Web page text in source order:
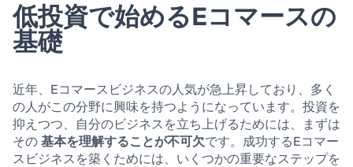
低投資で始めるEコマースの
基礎
近年、Eコマースビジネスの人気が急上昇しており、多く
の人がこの分野に興味を持つようになっています。投資を
抑えつつ、自分のビジネスを立ち上げるためには、まずは
その 基本を理解することが不可欠です。成功するEコマー
スビジネスを築くためには、いくつかの重要なステップを